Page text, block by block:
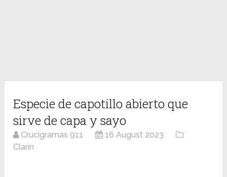
Especie de capotillo abierto que
sirve de capa y sayo
Crucigramas 911
16 August 2023
Clarín